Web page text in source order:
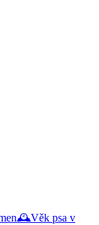
🕰️Věk psa v